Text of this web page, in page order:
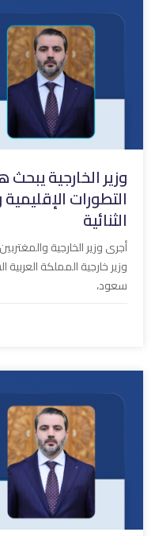
وزير الخارجية
التطورات
الثنائية
أجرى وزير الخارجية
وزير خارجية المملكة
سعود،